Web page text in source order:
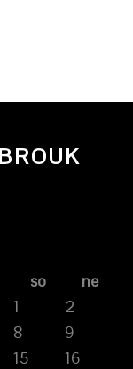
so
ne
1
2
8
9
15
16